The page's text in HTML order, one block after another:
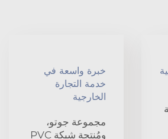
خبرة واسعة في
خدمة التجارة
الخارجية
مجموعة جوتو،
ومُنتِجة شبكة PVC